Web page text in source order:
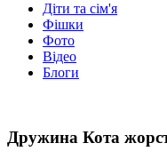
Діти та сім'я
Фішки
Фото
Відео
Блоги
Дружина Кота